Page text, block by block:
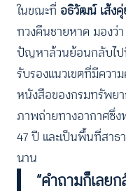
ในขณะที่ อธิวัฒน์ เส้ง
ทวงคืนชายหาด มองว่า
ปัญหาล้วนย้อนกลับไปที่
รับรองแนวเขตที่มีควา
หนังสือของกรมทรัพยา
ภาพถ่ายทางอากาศซึ่ง
47 ปี และเป็นพื้นที่สา
นาน
“คําถามก็เลย